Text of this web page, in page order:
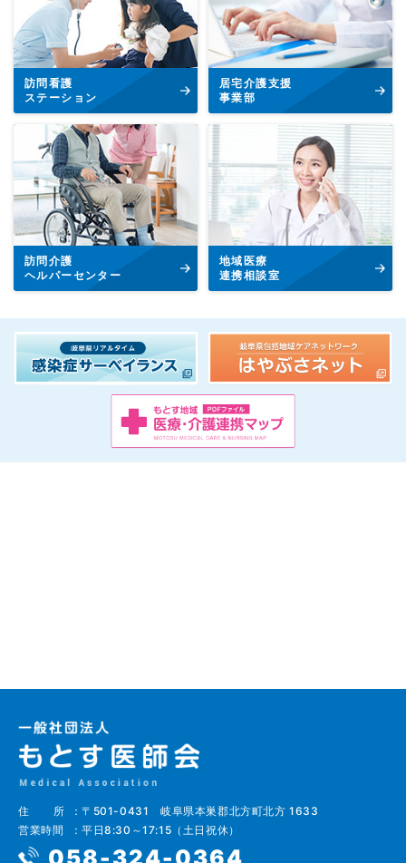
訪問看護
ステーション
居宅介護支援
事業部
訪問介護
ヘルパーセンター
地域医療
連携相談室
住所
〒501-0431 岐阜県本巣郡北方町北方 1633
営業時間
平日8:30～17:15（土日祝休）